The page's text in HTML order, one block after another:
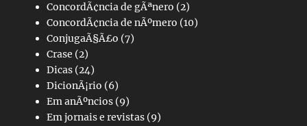
ConcordÃ¢ncia de gÃªnero (2)
ConcordÃ¢ncia de nÃºmero (10)
ConjugaÃ§Ã£o (7)
Crase (2)
Dicas (24)
DicionÃ¡rio (6)
Em anÃºncios (9)
Em jornais e revistas (9)